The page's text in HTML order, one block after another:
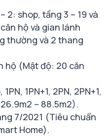
2: shop, tầng 3 – 19 và
hộ và gian lánh
thường và 2 thang
hộ (Mật độ: 20 căn
1PN, 1PN+1, 2PN, 2PN+1,
– 88.5m2).
7/2021 (Tiêu chuẩn
Home).